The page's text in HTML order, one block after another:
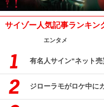
サイゾー人気記事ランキン
エンタメ
有名人サイン“ネット売
ジローラモがロケ中に